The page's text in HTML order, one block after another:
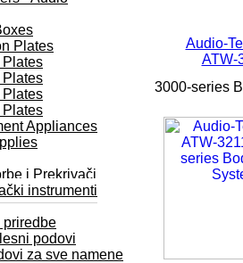
Plates
Appliances
i Prekrivači
instrumenti
priredbe
podovi
za sve namene
Audio-
ATW-
3000-series